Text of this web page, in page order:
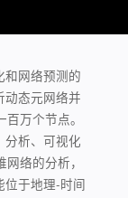
和网络预测的
动态元网络并
万个节点。
分析、可视化
络的分析，
位于地理-时间